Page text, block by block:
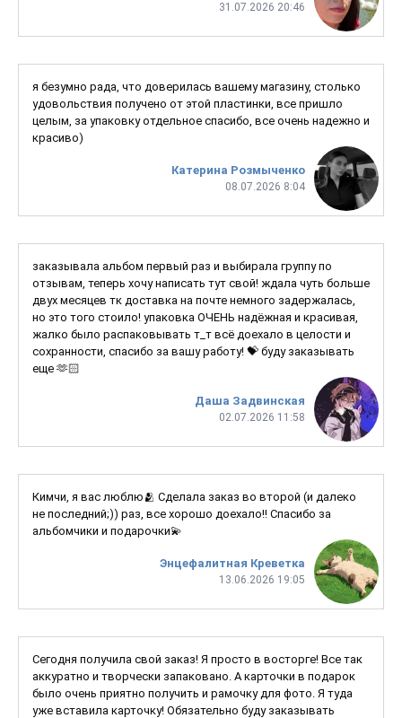
31.07.2026 20:46
Катерина Розмыченко
08.07.2026 8:04
я безумно рада, что доверилась вашему магазину, столько
удовольствия получено от этой пластинки, все пришло
целым, за упаковку отдельное спасибо, все очень надежно и
красиво)
Даша Задвинская
02.07.2026 11:58
заказывала альбом первый раз и выбирала группу по
отзывам, теперь хочу написать тут свой! ждала чуть больше
двух месяцев тк доставка на почте немного задержалась,
но это того стоило! упаковка ОЧЕНЬ надёжная и красивая,
жалко было распаковывать т_т всё доехало в целости и
сохранности, спасибо за вашу работу! 💝 буду заказывать
еще 🫶🏻
Энцефалитная Креветка
13.06.2026 19:05
Кимчи, я вас люблю🫂 Сделала заказ во второй (и далеко
не последний;)) раз, все хорошо доехало!! Спасибо за
альбомчики и подарочки💫
Сегодня получила свой заказ! Я просто в восторге! Все так
аккуратно и творчески запаковано. А карточки в подарок
было очень приятно получить и рамочку для фото. Я туда
уже вставила карточку! Обязательно буду заказывать